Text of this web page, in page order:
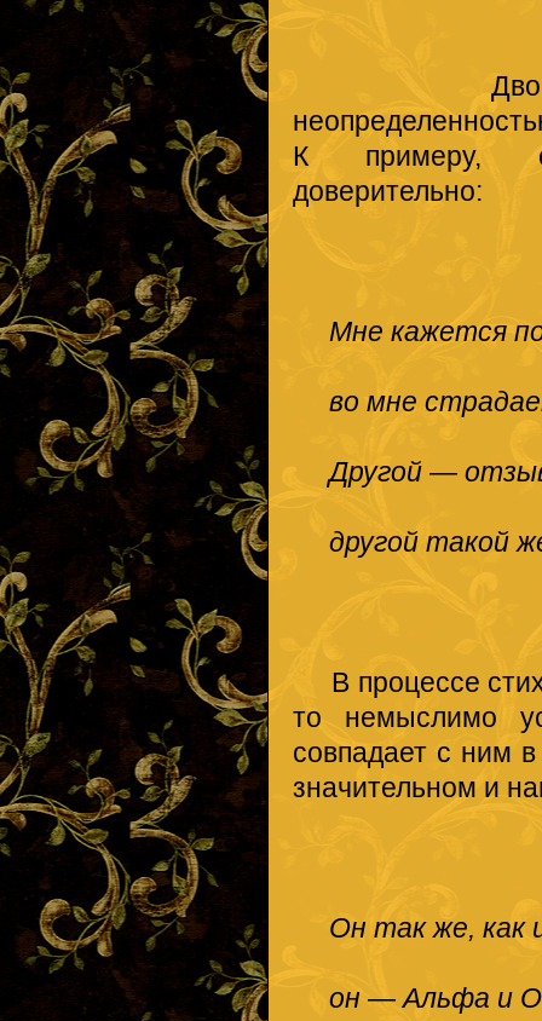
Двойник
К примеру,
доверительно:
Мне кажется
во мне
Другой —
другой такой
В процессе
то немыслимо
совпадает с ним
значительном и
Он так же, как
он — Альфа и